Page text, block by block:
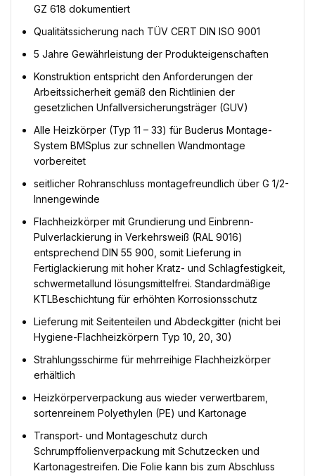
GZ 618 dokumentiert
Qualitätssicherung nach TÜV CERT DIN ISO 9001
5 Jahre Gewährleistung der Produkteigenschaften
Konstruktion entspricht den Anforderungen der
Arbeitssicherheit gemäß den Richtlinien der
gesetzlichen Unfallversicherungsträger (GUV)
Alle Heizkörper (Typ 11 – 33) für Buderus Montage-
System BMSplus zur schnellen Wandmontage
vorbereitet
seitlicher Rohranschluss montagefreundlich über G 1/2-
Innengewinde
Flachheizkörper mit Grundierung und Einbrenn-
Pulverlackierung in Verkehrsweiß (RAL 9016)
entsprechend DIN 55 900, somit Lieferung in
Fertiglackierung mit hoher Kratz- und Schlagfestigkeit,
schwermetallund lösungsmittelfrei. Standardmäßige
KTLBeschichtung für erhöhten Korrosionsschutz
Lieferung mit Seitenteilen und Abdeckgitter (nicht bei
Hygiene-Flachheizkörpern Typ 10, 20, 30)
Strahlungsschirme für mehrreihige Flachheizkörper
erhältlich
Heizkörperverpackung aus wieder verwertbarem,
sortenreinem Polyethylen (PE) und Kartonage
Transport- und Montageschutz durch
Schrumpffolienverpackung mit Schutzecken und
Kartonagestreifen. Die Folie kann bis zum Abschluss